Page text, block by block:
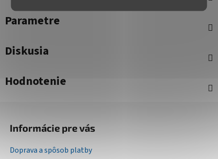
Parametre
Diskusia
Hodnotenie
Informácie pre vás
Doprava a spôsob platby